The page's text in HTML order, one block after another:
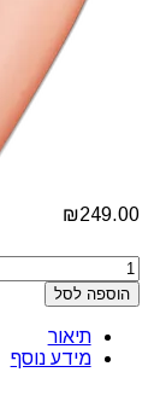
₪249.00
כמות
של
מסכה
לשיער
שעבר
הוספה לסל
תיאור
מידע נוסף